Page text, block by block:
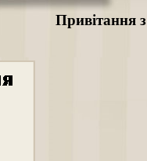
Привітання